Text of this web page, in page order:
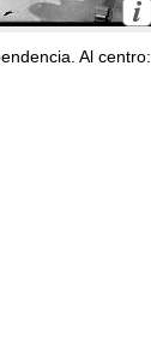
Al centro: